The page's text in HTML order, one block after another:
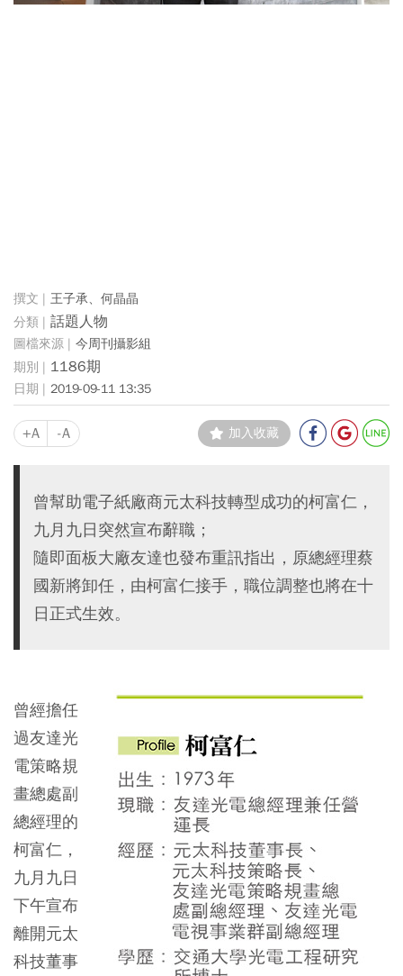
王子承、何晶晶
話題人物
今周刊攝影組
1186期
2019-09-11 13:35
+A -A 加入收藏
曾幫助電子紙廠商元太科技轉型成功的柯富仁，
九月九日突然宣布辭職；
隨即面板大廠友達也發布重訊指出，原總經理蔡
國新將卸任，由柯富仁接手，職位調整也將在十
日正式生效。
曾經擔任
過友達光
電策略規
畫總處副
總經理的
柯富仁，
九月九日
下午宣布
離開元太
科技董事